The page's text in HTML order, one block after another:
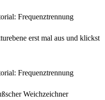
erst mal aus und klickst
Weichzeichner